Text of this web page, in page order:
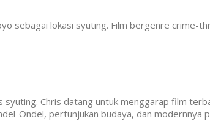
sebagai lokasi syuting. Film bergenre crime-
Chris datang untuk menggarap film
Ondel, pertunjukan budaya, dan modernnya